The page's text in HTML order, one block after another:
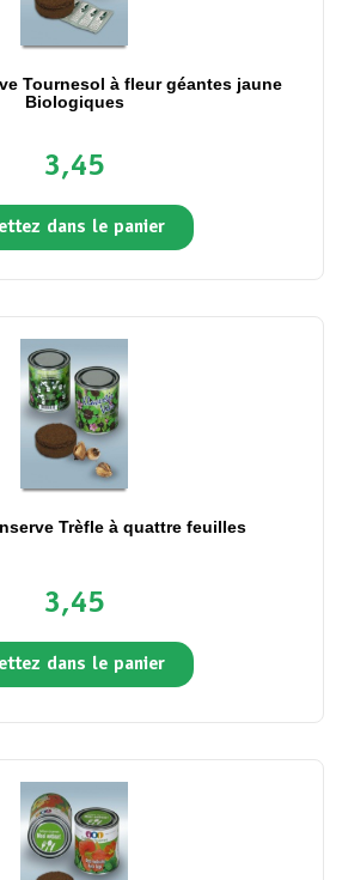
Tournesol à fleur géantes jaune
Biologiques
3,45
dans le panier
Trèfle à quattre feuilles
3,45
dans le panier